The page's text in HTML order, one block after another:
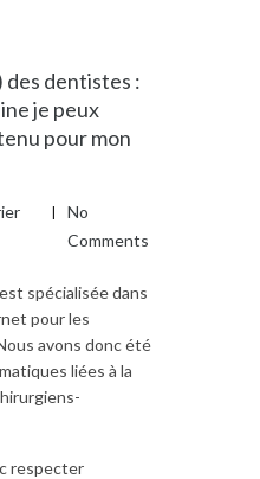
des dentistes :
je peux
pour mon
No
Comments
spécialisée dans
pour les
avons donc été
liées à la
respecter